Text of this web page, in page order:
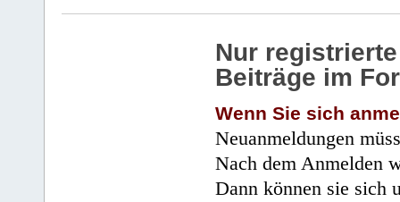
Nur
Beiträge im
Wenn Sie sich
Neuanmeldungen
Nach dem Anmelden
Dann können sie sich